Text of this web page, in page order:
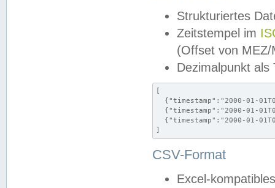
Strukturiertes
Zeitstempel im
(Offset von MEZ/
Dezimalpunkt als
[
{"timestamp":"2000-01-
{"timestamp":"2000-01-
{"timestamp":"2000-01-
]
CSV-Format
Excel-